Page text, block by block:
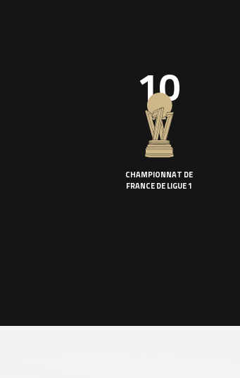
10
CHAMPIONNAT DE
FRANCE DE LIGUE 1